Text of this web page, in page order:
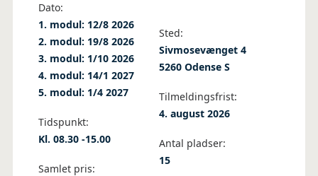
Dato:
1. modul: 12/8 2026
2. modul: 19/8 2026
3. modul: 1/10 2026
4. modul: 14/1 2027
5. modul: 1/4 2027
Tidspunkt:
Kl. 08.30 -15.00
Samlet pris:
Sted:
Sivmosevænget 4
5260 Odense S
Tilmeldingsfrist:
4. august 2026
Antal pladser:
15